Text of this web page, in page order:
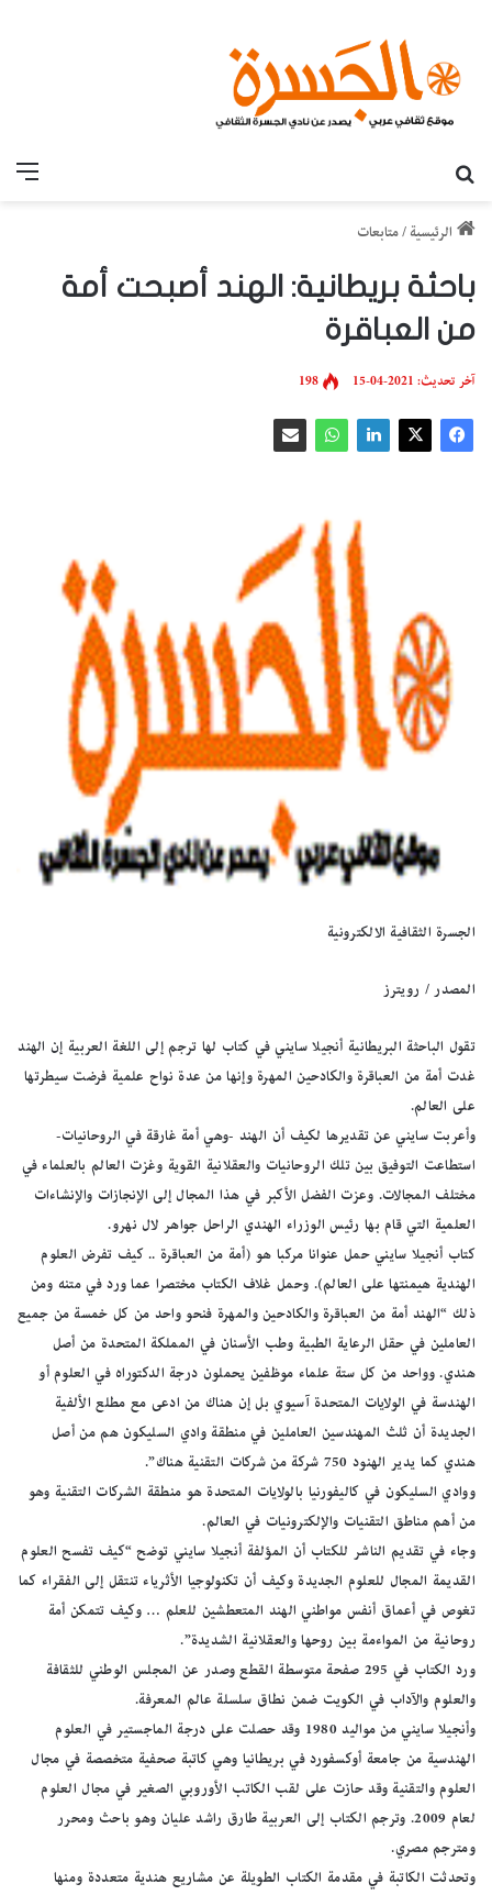
الرئيسية /متابعات
باحثة بريطانية: الهند أصبحت أمة
من العباقرة
آخر تحديث: 2021-04-15 198
الجسرة الثقافية الالكترونية
المصدر / رويترز
تقول الباحثة البريطانية أنجيلا سايني في كتاب لها ترجم إلى اللغة العربية إن الهند
غدت أمة من العباقرة والكادحين المهرة وإنها من عدة نواح علمية فرضت سيطرتها
على العالم.
وأعربت سايني عن تقديرها لكيف أن الهند -وهي أمة غارقة في الروحانيات-
استطاعت التوفيق بين تلك الروحانيات والعقلانية القوية وغزت العالم بالعلماء في
مختلف المجالات. وعزت الفضل الأكبر في هذا المجال إلى الإنجازات والإنشاءات
العلمية التي قام بها رئيس الوزراء الهندي الراحل جواهر لال نهرو.
كتاب أنجيلا سايني حمل عنوانا مركبا هو (أمة من العباقرة .. كيف تفرض العلوم
الهندية هيمنتها على العالم). وحمل غلاف الكتاب مختصرا عما ورد في متنه ومن
ذلك “الهند أمة من العباقرة والكادحين والمهرة فنحو واحد من كل خمسة من جميع
العاملين في حقل الرعاية الطبية وطب الأسنان في المملكة المتحدة من أصل
هندي. وواحد من كل ستة علماء موظفين يحملون درجة الدكتوراه في العلوم أو
الهندسة في الولايات المتحدة آسيوي بل إن هناك من ادعى مع مطلع الألفية
الجديدة أن ثلث المهندسين العاملين في منطقة وادي السليكون هم من أصل
هندي كما يدير الهنود 750 شركة من شركات التقنية هناك”.
ووادي السليكون في كاليفورنيا بالولايات المتحدة هو منطقة الشركات التقنية وهو
من أهم مناطق التقنيات والإلكترونيات في العالم.
وجاء في تقديم الناشر للكتاب أن المؤلفة أنجيلا سايني توضح “كيف تفسح العلوم
القديمة المجال للعلوم الجديدة وكيف أن تكنولوجيا الأثرياء تنتقل إلى الفقراء كما
تغوص في أعماق أنفس مواطني الهند المتعطشين للعلم … وكيف تتمكن أمة
روحانية من المواءمة بين روحها والعقلانية الشديدة”.
ورد الكتاب في 295 صفحة متوسطة القطع وصدر عن المجلس الوطني للثقافة
والعلوم والآداب في الكويت ضمن نطاق سلسلة عالم المعرفة.
وأنجيلا سايني من مواليد 1980 وقد حصلت على درجة الماجستير في العلوم
الهندسية من جامعة أوكسفورد في بريطانيا وهي كاتبة صحفية متخصصة في مجال
العلوم والتقنية وقد حازت على لقب الكاتب الأوروبي الصغير في مجال العلوم
لعام 2009. وترجم الكتاب إلى العربية طارق راشد عليان وهو باحث ومحرر
ومترجم مصري.
وتحدثت الكاتبة في مقدمة الكتاب الطويلة عن مشاريع هندية متعددة ومنها